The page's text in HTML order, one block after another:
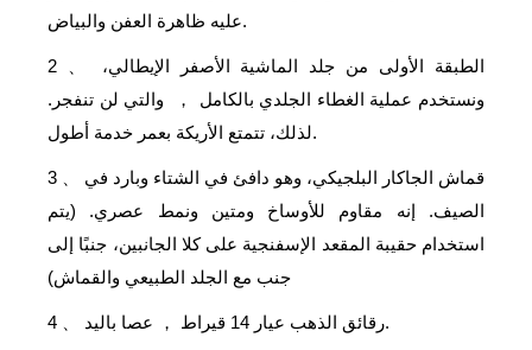
عليه ظاهرة العفن والبياض.
2
الطبقة الأولى من جلد الماشية الأصفر الإيطالي،
ونستخدم عملية الغطاء الجلدي بالكامل
，
والتي لن تنفجر.
لذلك، تتمتع الأريكة بعمر خدمة أطول.
3
قماش الجاكار البلجيكي، وهو دافئ في الشتاء وبارد في
الصيف. إنه مقاوم للأوساخ ومتين ونمط عصري. (يتم
استخدام حقيبة المقعد الإسفنجية على كلا الجانبين، جنبًا إلى
جنب مع الجلد الطبيعي والقماش)
4 رقائق الذهب عيار 14 قيراط ， عصا باليد.